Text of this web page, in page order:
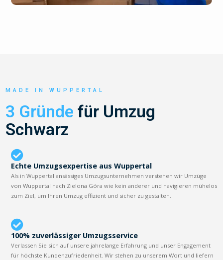
MADE IN WUPPERTAL
3 Gründe für Umzug
Schwarz
Echte Umzugsexpertise aus Wuppertal
Als in Wuppertal ansässiges Umzugsunternehmen verstehen wir Umzüge
von Wuppertal nach Zielona Góra wie kein anderer und navigieren mühelos
zum Ziel, um Ihren Umzug effizient und sicher zu gestalten.
100% zuverlässiger Umzugsservice
Verlassen Sie sich auf unsere jahrelange Erfahrung und unser Engagement
für höchste Kundenzufriedenheit. Wir stehen zu unserem Wort und liefern